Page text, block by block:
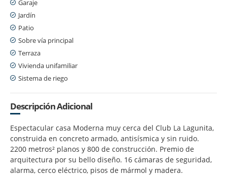
Garaje
Jardín
Patio
Sobre vía principal
Terraza
Vivienda unifamiliar
Sistema de riego
Descripción Adicional
Espectacular casa Moderna muy cerca del Club La Lagunita,
construida en concreto armado, antisísmica y sin ruido.
2200 metros² planos y 800 de construcción. Premio de
arquitectura por su bello diseño. 16 cámaras de seguridad,
alarma, cerco eléctrico, pisos de mármol y madera.